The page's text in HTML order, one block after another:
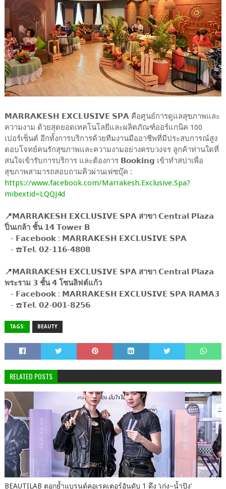
𝗠𝗔𝗥𝗥𝗔𝗞𝗘𝗦𝗛 𝗘𝗫𝗖𝗟𝗨𝗦𝗜𝗩𝗘 𝗦𝗣𝗔 คือศูนย์การดูแลสุขภาพและ
ความงาม ด้วยสุดยอดเทคโนโลยีและผลิตภัณฑ์ออร์แกนิค 100
เปอร์เซ็นต์ อีกทั้งการบริการด้วยทีมงานมืออาชีพที่มีประสบการณ์สูง
ตอบโจทย์คนรักสุขภาพและความงามอย่างครบวงจร ลูกค้าท่านใดที่
สนใจเข้ารับการบริการ และต้องการ 𝗕𝗼𝗼𝗸𝗶𝗻𝗴 เข้าทำสปาเพื่อ
สุขภาพสามารถสอบถามคิวผ่านเฟซบุ๊ค :
https://www.facebook.com/Marrakesh.Exclusive.Spa?
mibextid=LQQJ4d
📍𝗠𝗔𝗥𝗥𝗔𝗞𝗘𝗦𝗛 𝗘𝗫𝗖𝗟𝗨𝗦𝗜𝗩𝗘 𝗦𝗣𝗔 สาขา 𝗖𝗲𝗻𝘁𝗿𝗮𝗹 𝗣𝗹𝗮𝘇𝗮
ปิ่นเกล้า ชั้น 𝟭𝟰 𝗧𝗼𝘄𝗲𝗿 𝗕
- 𝗙𝗮𝗰𝗲𝗯𝗼𝗼𝗸 : 𝗠𝗔𝗥𝗥𝗔𝗞𝗘𝗦𝗛 𝗘𝗫𝗖𝗟𝗨𝗦𝗜𝗩𝗘 𝗦𝗣𝗔
- ☎️𝗧𝗲𝗹. 𝟬𝟮-𝟭𝟭𝟲-𝟰𝟴𝟬𝟴
📍𝗠𝗔𝗥𝗥𝗔𝗞𝗘𝗦𝗛 𝗘𝗫𝗖𝗟𝗨𝗦𝗜𝗩𝗘 𝗦𝗣𝗔 สาขา 𝗖𝗲𝗻𝘁𝗿𝗮𝗹 𝗣𝗹𝗮𝘇𝗮
พระราม 𝟯 ชั้น 𝟰 โซนลิฟต์แก้ว
- 𝗙𝗮𝗰𝗲𝗯𝗼𝗼𝗸 : 𝗠𝗔𝗥𝗥𝗔𝗞𝗘𝗦𝗛 𝗘𝗫𝗖𝗟𝗨𝗦𝗜𝗩𝗘 𝗦𝗣𝗔 𝗥𝗔𝗠𝗔𝟯
- ☎️𝗧𝗲𝗹. 𝟬𝟮-𝟬𝟬𝟭-𝟴𝟮𝟱𝟲
TAGS: BEAUTY
RELATED POSTS
BEAUTILAB ตอกย้ำแบรนด์คอเรคเตอร์อันดับ 1 ดึง ‘เก่ง–น้ำปิง’